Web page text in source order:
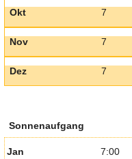
Okt 7
Nov 7
Dez 7
Sonnenaufgang
Jan 7:00